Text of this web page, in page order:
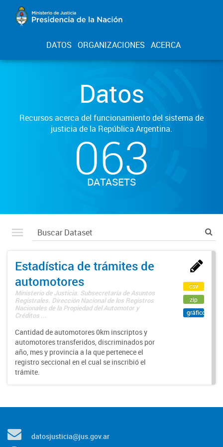
DATOS ORGANIZACIONES ACERCA
Datos
Recursos acerca del funcionamiento del sistema de
justicia de la República Argentina.
063
DATASETS
Estadística de trámites de
automotores
Ministerio de Justicia. Subsecretaría de Asuntos
Registrales. Dirección Nacional de los Registros
Nacionales de la Propiedad del Automotor y
Créditos ...
Cantidad de automotores 0km inscriptos y
automotores transferidos, discriminados por
año, mes y provincia a la que pertenece el
registro seccional en el cual se inscribió el
trámite.
csv
zip
gráfico
datosjusticia@jus.gov.ar